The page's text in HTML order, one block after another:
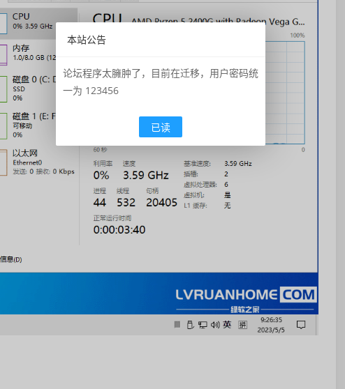
本站公告
论坛程序太臃肿了，目前在迁移，用户密码统
一为 123456
已读